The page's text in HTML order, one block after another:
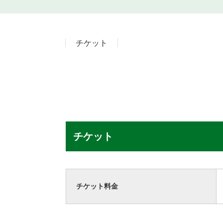
チケット
チケット
チケット料金